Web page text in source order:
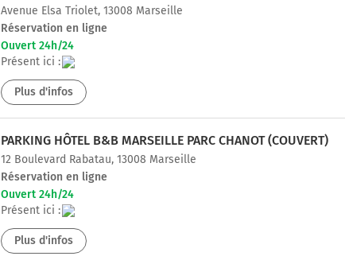
Avenue Elsa Triolet, 13008 Marseille
Réservation en ligne
Ouvert 24h/24
Présent ici :
Plus d'infos
PARKING HÔTEL B&B MARSEILLE PARC CHANOT (COUVERT)
12 Boulevard Rabatau, 13008 Marseille
Réservation en ligne
Ouvert 24h/24
Présent ici :
Plus d'infos